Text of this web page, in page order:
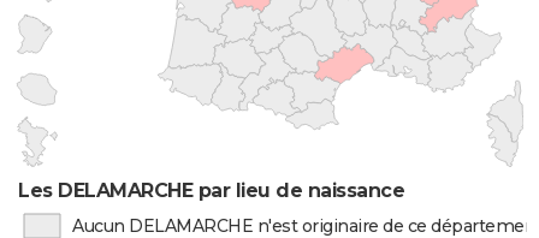
Les DELAMARCHE par lieu de naissance
Aucun DELAMARCHE n'est originaire de ce